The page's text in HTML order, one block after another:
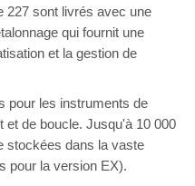
227 sont livrés avec une
qui fournit une
et la gestion de
pour les instruments de
et de boucle. Jusqu'à 10 000
stockées dans la vaste
pour la version EX).